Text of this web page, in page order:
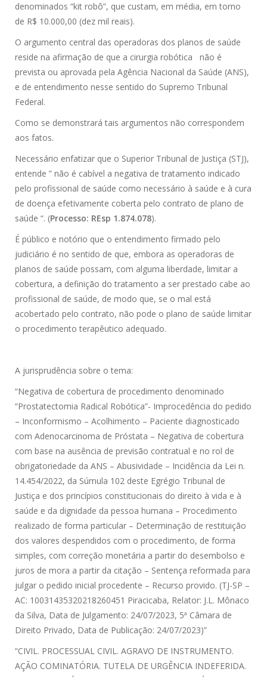
denominados “kit robô”, que custam, em média, em torno
de R$ 10.000,00 (dez mil reais).
O argumento central das operadoras dos planos de saúde
reside na afirmação de que a cirurgia robótica não é
prevista ou aprovada pela Agência Nacional da Saúde (ANS),
e de entendimento nesse sentido do Supremo Tribunal
Federal.
Como se demonstrará tais argumentos não correspondem
aos fatos.
Necessário enfatizar que o Superior Tribunal de Justiça (STJ),
entende ” não é cabível a negativa de tratamento indicado
pelo profissional de saúde como necessário à saúde e à cura
de doença efetivamente coberta pelo contrato de plano de
saúde “. (Processo: REsp 1.874.078).
É público e notório que o entendimento firmado pelo
judiciário é no sentido de que, embora as operadoras de
planos de saúde possam, com alguma liberdade, limitar a
cobertura, a definição do tratamento a ser prestado cabe ao
profissional de saúde, de modo que, se o mal está
acobertado pelo contrato, não pode o plano de saúde limitar
o procedimento terapêutico adequado.
A jurisprudência sobre o tema:
“Negativa de cobertura de procedimento denominado
“Prostatectomia Radical Robótica”- Improcedência do pedido
– Inconformismo – Acolhimento – Paciente diagnosticado
com Adenocarcinoma de Próstata – Negativa de cobertura
com base na ausência de previsão contratual e no rol de
obrigatoriedade da ANS – Abusividade – Incidência da Lei n.
14.454/2022, da Súmula 102 deste Egrégio Tribunal de
Justiça e dos princípios constitucionais do direito à vida e à
saúde e da dignidade da pessoa humana – Procedimento
realizado de forma particular – Determinação de restituição
dos valores despendidos com o procedimento, de forma
simples, com correção monetária a partir do desembolso e
juros de mora a partir da citação – Sentença reformada para
julgar o pedido inicial procedente – Recurso provido. (TJ-SP –
AC: 10031435320218260451 Piracicaba, Relator: J.L. Mônaco
da Silva, Data de Julgamento: 24/07/2023, 5ª Câmara de
Direito Privado, Data de Publicação: 24/07/2023)”
“CIVIL. PROCESSUAL CIVIL. AGRAVO DE INSTRUMENTO.
AÇÃO COMINATÓRIA. TUTELA DE URGÊNCIA INDEFERIDA.